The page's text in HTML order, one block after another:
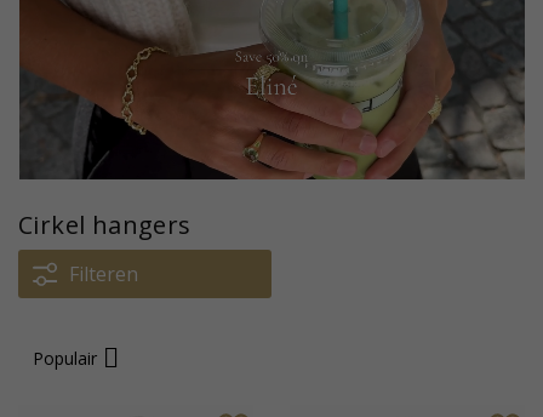
Cirkel hangers
Filteren
Populair